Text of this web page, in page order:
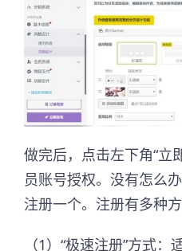
做完后，点击左下角“立
员账号授权。没有怎么
注册一个。注册有多种方
（1）“极速注册”方式